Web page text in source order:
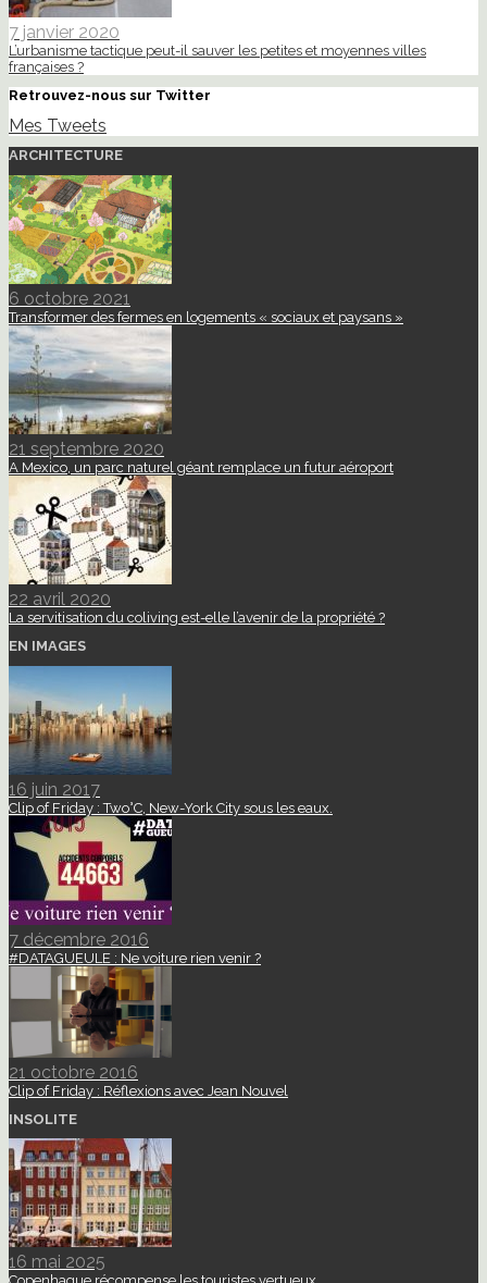
7 janvier 2020
L’urbanisme tactique peut-il sauver les petites et moyennes villes
françaises ?
Retrouvez-nous sur Twitter
Mes Tweets
ARCHITECTURE
6 octobre 2021
Transformer des fermes en logements « sociaux et paysans »
21 septembre 2020
A Mexico, un parc naturel géant remplace un futur aéroport
22 avril 2020
La servitisation du coliving est-elle l’avenir de la propriété ?
EN IMAGES
16 juin 2017
Clip of Friday : Two°C, New-York City sous les eaux.
7 décembre 2016
#DATAGUEULE : Ne voiture rien venir ?
21 octobre 2016
Clip of Friday : Réflexions avec Jean Nouvel
INSOLITE
16 mai 2025